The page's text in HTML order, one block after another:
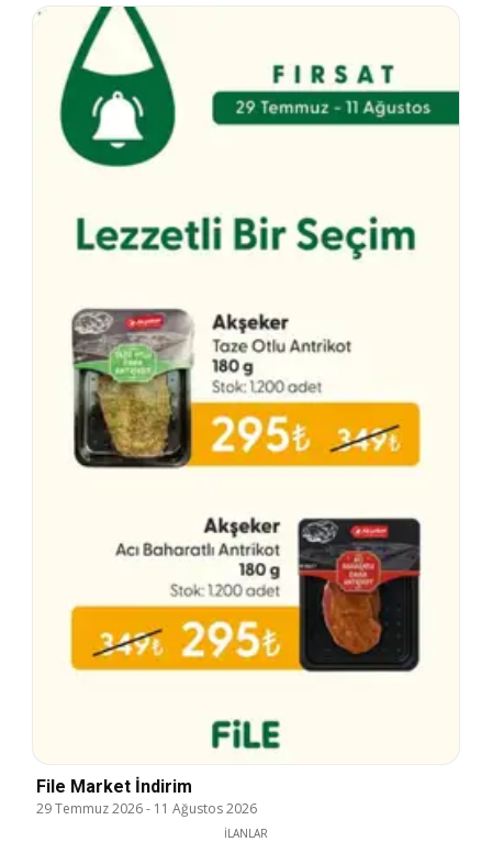
File Market İndirim
29 Temmuz 2026- 11 Ağustos 2026
İLANLAR